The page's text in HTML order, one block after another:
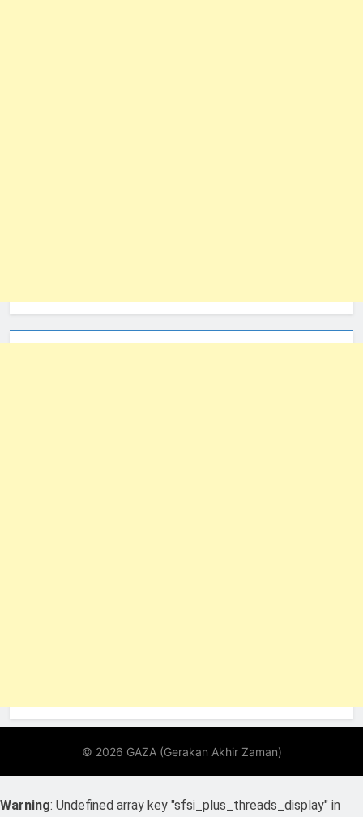
Warning: Undefined array key "sfsi_plus_threads_display" in